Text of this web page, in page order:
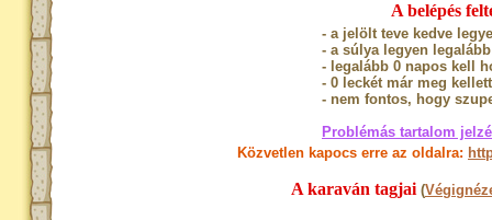
A belépés
- a jelölt teve kedve
- a súlya legyen
- legalább 0 napos kell
- 0 leckét már meg
- nem fontos, hogy
Problémás tartalom
Közvetlen kapocs erre az oldalra:
A karaván tagjai(